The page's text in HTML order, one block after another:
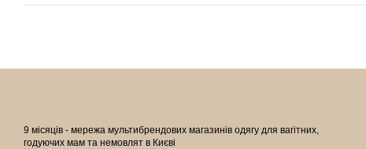
9 місяців - мережа мультибрендових магазинів одягу для вагітних,
годуючих мам та немовлят в Києві